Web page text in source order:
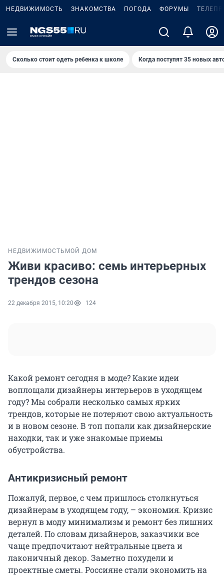
НЕДВИЖИМОСТЬ ЗНАКОМСТВА ПОГОДА ФОРУМЫ
Сколько стоит одеть ребенка к школе Когда поступят 35 новых
НЕДВИЖИМОСТЬ МОЙ ДОМ
Живи красиво: семь интерьерных
трендов сезона
22 декабря 2015, 10:20 124
Какой ремонт сегодня в моде? Какие идеи
воплощали дизайнеры интерьеров в уходящем
году? Мы собрали несколько самых ярких
трендов, которые не потеряют свою актуальность
и в новом сезоне. В топ попали как дизайнерские
находки, так и уже знакомые приемы
обустройства.
Антикризисный ремонт
Пожалуй, первое, с чем пришлось столкнуться
дизайнерам в уходящем году, – экономия. Кризис
вернул в моду минимализм и ремонт без лишних
деталей. По словам дизайнеров, заказчики все
чаще предпочитают нейтральные цвета и
лаконичный декор. Заметно похудели и
проектные сметы. Россияне стали экономить на